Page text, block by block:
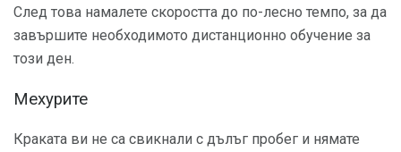
След това намалете скоростта до по-лесно темпо, за да
завършите необходимото дистанционно обучение за
този ден.
Мехурите
Краката ви не са свикнали с дълъг пробег и нямате